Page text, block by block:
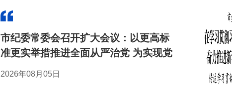
市纪委常委会召开扩大会议：以更高标
准更实举措推进全面从严治党 为实现党
的使命任务提供坚强保障
2026年08月05日